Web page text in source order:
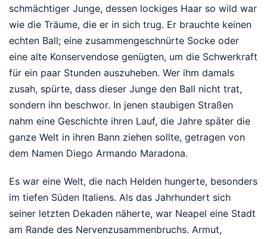
schmächtiger Junge, dessen lockiges Haar so wild war
wie die Träume, die er in sich trug. Er brauchte keinen
echten Ball; eine zusammengeschnürte Socke oder
eine alte Konservendose genügten, um die Schwerkraft
für ein paar Stunden auszuheben. Wer ihm damals
zusah, spürte, dass dieser Junge den Ball nicht trat,
sondern ihn beschwor. In jenen staubigen Straßen
nahm eine Geschichte ihren Lauf, die Jahre später die
ganze Welt in ihren Bann ziehen sollte, getragen von
dem Namen Diego Armando Maradona.
Es war eine Welt, die nach Helden hungerte, besonders
im tiefen Süden Italiens. Als das Jahrhundert sich
seiner letzten Dekaden näherte, war Neapel eine Stadt
am Rande des Nervenzusammenbruchs. Armut,